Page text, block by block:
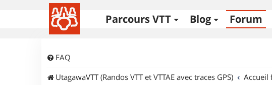
Parcours VTT Blog Forum
FAQ
UtagawaVTT (Randos VTT et VTTAE avec traces GPS)
Accueil